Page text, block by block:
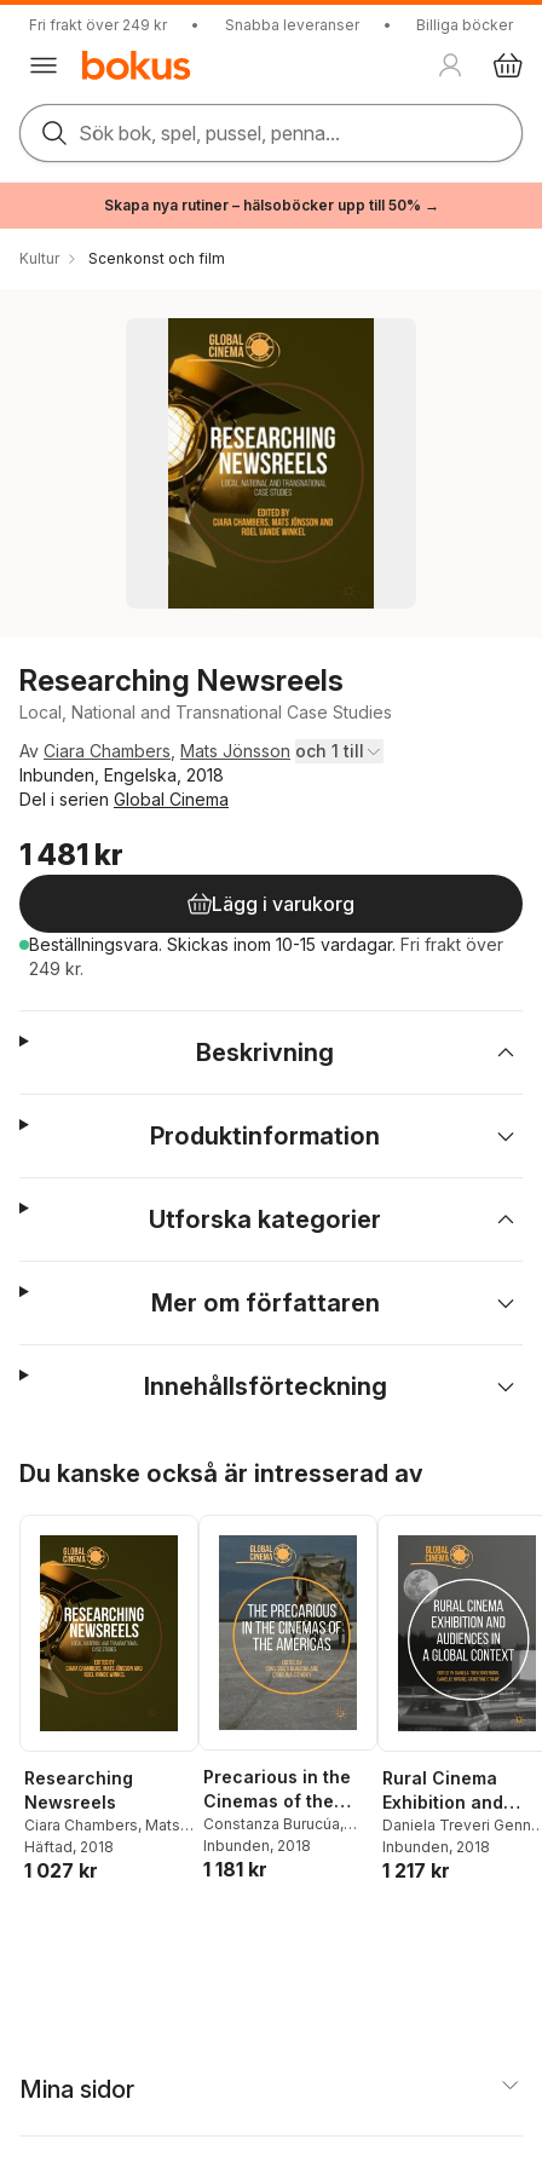
Fri frakt över 249 kr • Snabba leveranser • Billiga böcker
Sök bok, spel, pussel, penna...
Skapa nya rutiner – hälsoböcker upp till 50% →
Kultur Scenkonst och film
Researching Newsreels
Local, National and Transnational Case Studies
Av Ciara Chambers Mats Jönsson och 1 till
Inbunden, Engelska, 2018
Del i serien Global Cinema
1 481 kr
Lägg i varukorg
Beställningsvara. Skickas inom 10-15 vardagar. Fri frakt över
249 kr.
Beskrivning
Produktinformation
Utforska kategorier
Mer om författaren
Innehållsförteckning
Du kanske också är intresserad av
Researching
Newsreels
Ciara Chambers, Mats
Jönsson,Roel Vande
Winkel
Häftad, 2018
1 027 kr
Precarious in the
Cinemas of the
Americas
Constanza Burucúa,
Carolina Sitnisky
Inbunden, 2018
1 181 kr
Rural Cinema
Exhibition and
Audiences in a
Global Context
Daniela Treveri
Danielle Hipkins
Catherine O'Rawe
Inbunden, 2018
1 217 kr
Mina sidor